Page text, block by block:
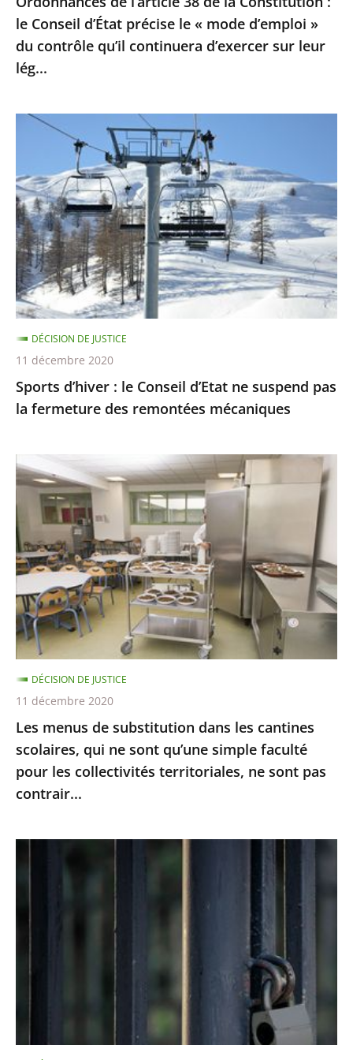
«
mode
d’emploi
du
contrôle
continuera
d’exercer
sur
leur
lég...
le Conseil d’État précise le « mode d’emploi »
du contrôle qu’il continuera d’exercer sur leur
lég...
Sports
le
Conseil
d’Etat
ne
suspend
pas
la
fermeture
des
remontées
mécaniques
Sports d’hiver : le Conseil d’Etat ne suspend pas
la fermeture des remontées mécaniques
DÉCISION DE JUSTICE
11 décembre 2020
Les
menus
de
substitution
dans
les
cantines
scolaires,
qui
ne
sont
qu’une
simple
faculté
pour
les
territoriales,
Les menus de substitution dans les cantines
scolaires, qui ne sont qu’une simple faculté
pour les collectivités territoriales, ne sont pas
contrair...
DÉCISION DE JUSTICE
11 décembre 2020
demande